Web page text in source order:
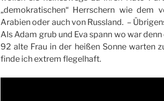
„demokratischen“ Herrschern wie dem
Arabien oder auch von Russland. –
Als Adam grub und Eva spann wo war
92 alte Frau in der heißen Sonne warten
finde ich extrem flegelhaft.